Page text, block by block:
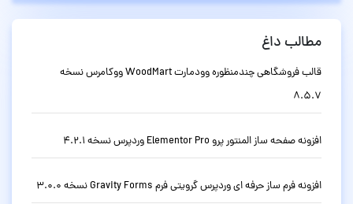
مطالب داغ
قالب فروشگاهی چندمنظوره وودمارت WoodMart ووکامرس نسخه
8.5.7
افزونه صفحه ساز المنتور پرو Elementor Pro وردپرس نسخه 4.2.1
افزونه فرم ساز حرفه ای وردپرس گرویتی فرم Gravity Forms نسخه 3.0.0